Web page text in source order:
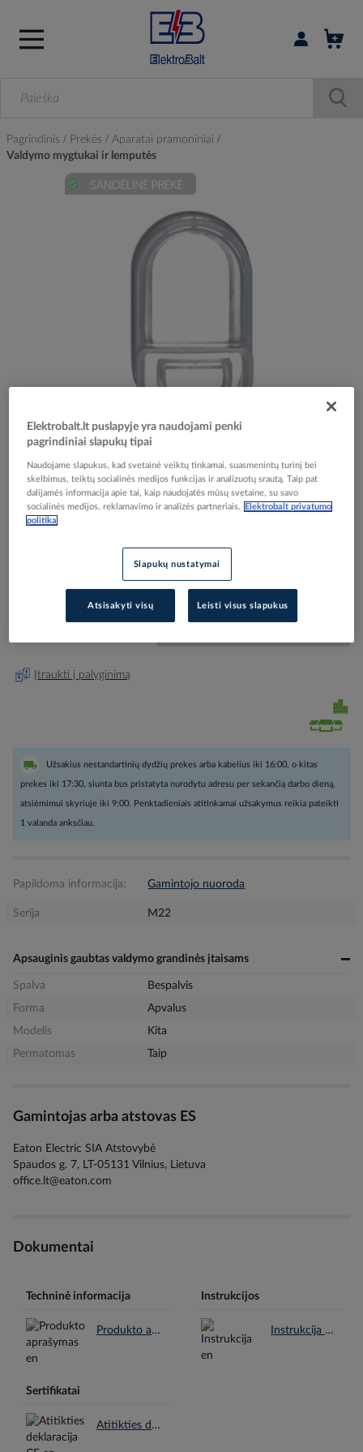
Prisijungti /
Pagrindinis Prekės
Aparatai pramoniniai
Valdymo mygtukai ir lemputės
the
beginning
Gaubtas mygtukui dvigubam silikoninis IP67 M22-
T-DD - EATON
Elektrobalt prekės kodas
Įtraukti į palyginimą
Užsakius nestandartinių dydžių prekes arba kabelius iki 16:00, o kitas
prekes iki 17:30, siunta bus pristatyta nurodytu adresu per sekančią darbo dieną,
atsiėmimui skyriuje iki 9:00. Penktadieniais atitinkamai užsakymus reikia pateikti
1 valanda anksčiau.
Papildoma informacija: Gamintojo nuoroda
Serija M22
Apsauginis gaubtas valdymo grandinės įtaisams
Spalva
Bespalvis
Forma
Apvalus
Modelis
Kita
Permatomas
Taip
Gamintojas arba atstovas ES
Eaton Electric SIA Atstovybė
Spaudos g. 7, LT-05131 Vilnius, Lietuva
office.lt@eaton.com
Dokumentai
Techninė informacija
Produkto aprašymas en.pdf
Instrukcijos
Instrukcija en.pdf
Sertifikatai
Atitikties deklaracija CE en.pdf
Elektrobalt.lt puslapyje yra naudojami penki
pagrindiniai slapukų tipai
Naudojame slapukus, kad svetainė veiktų tinkamai, suasmenintų turinį bei
skelbimus, teiktų socialinės medijos funkcijas ir analizuotų srautą. Taip pat
dalijamės informacija apie tai, kaip naudojatės mūsų svetaine, su savo
socialinės medijos, reklamavimo ir analizės partneriais.
Elektrobalt privatumo
politika
Slapukų nustatymai
Atsisakyti visų Leisti visus slapukus